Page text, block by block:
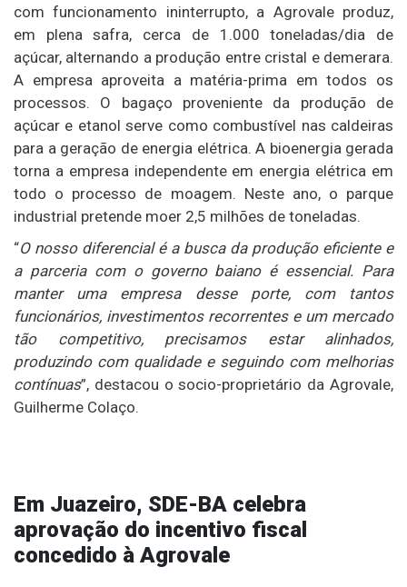
com funcionamento ininterrupto, a Agrovale produz,
em plena safra, cerca de 1.000 toneladas/dia de
açúcar, alternando a produção entre cristal e demerara.
A empresa aproveita a matéria-prima em todos os
processos. O bagaço proveniente da produção de
açúcar e etanol serve como combustível nas caldeiras
para a geração de energia elétrica. A bioenergia gerada
torna a empresa independente em energia elétrica em
todo o processo de moagem. Neste ano, o parque
industrial pretende moer 2,5 milhões de toneladas.
“O nosso diferencial é a busca da produção eficiente e
a parceria com o governo baiano é essencial. Para
manter uma empresa desse porte, com tantos
funcionários, investimentos recorrentes e um mercado
tão competitivo, precisamos estar alinhados,
produzindo com qualidade e seguindo com melhorias
contínuas”, destacou o socio-proprietário da Agrovale,
Guilherme Colaço.
Em Juazeiro, SDE-BA celebra
aprovação do incentivo fiscal
concedido à Agrovale